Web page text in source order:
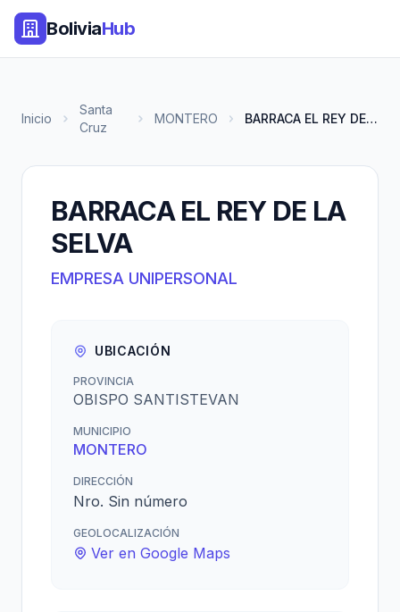
BoliviaHub
Inicio
Santa
Cruz
MONTERO BARRACA EL REY DE LA SELVA
BARRACA EL REY DE LA
SELVA
EMPRESA UNIPERSONAL
UBICACIÓN
PROVINCIA
OBISPO SANTISTEVAN
MUNICIPIO
MONTERO
DIRECCIÓN
Nro. Sin número
GEOLOCALIZACIÓN
Ver en Google Maps